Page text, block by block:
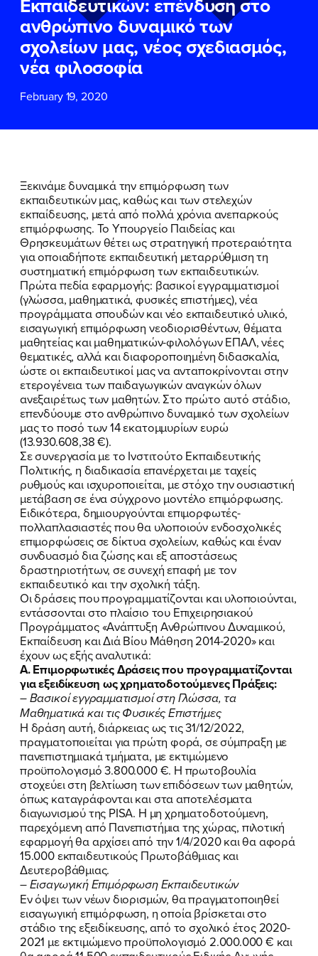
ανθρώπινο δυναμικό των
σχολείων μας, νέος σχεδιασμός,
νέα φιλοσοφία
February 19, 2020
Ξεκινάμε δυναμικά την επιμόρφωση των
εκπαιδευτικών μας, καθώς και των στελεχών
εκπαίδευσης, μετά από πολλά χρόνια ανεπαρκούς
επιμόρφωσης. Το Υπουργείο Παιδείας και
Θρησκευμάτων θέτει ως στρατηγική προτεραιότητα
για οποιαδήποτε εκπαιδευτική μεταρρύθμιση τη
συστηματική επιμόρφωση των εκπαιδευτικών.
Πρώτα πεδία εφαρμογής: βασικοί εγγραμματισμοί
(γλώσσα, μαθηματικά, φυσικές επιστήμες), νέα
προγράμματα σπουδών και νέο εκπαιδευτικό υλικό,
εισαγωγική επιμόρφωση νεοδιορισθέντων, θέματα
μαθητείας και μαθηματικών-φιλολόγων ΕΠΑΛ, νέες
θεματικές, αλλά και διαφοροποιημένη διδασκαλία,
ώστε οι εκπαιδευτικοί μας να ανταποκρίνονται στην
ετερογένεια των παιδαγωγικών αναγκών όλων
ανεξαιρέτως των μαθητών. Στο πρώτο αυτό στάδιο,
επενδύουμε στο ανθρώπινο δυναμικό των σχολείων
μας το ποσό των 14 εκατομμυρίων ευρώ
(13.930.608,38 €).
Σε συνεργασία με το Ινστιτούτο Εκπαιδευτικής
Πολιτικής, η διαδικασία επανέρχεται με ταχείς
ρυθμούς και ισχυροποιείται, με στόχο την ουσιαστική
μετάβαση σε ένα σύγχρονο μοντέλο επιμόρφωσης.
Ειδικότερα, δημιουργούνται επιμορφωτές-
πολλαπλασιαστές που θα υλοποιούν ενδοσχολικές
επιμορφώσεις σε δίκτυα σχολείων, καθώς και έναν
συνδυασμό δια ζώσης και εξ αποστάσεως
δραστηριοτήτων, σε συνεχή επαφή με τον
εκπαιδευτικό και την σχολική τάξη.
Οι δράσεις που προγραμματίζονται και υλοποιούνται,
εντάσσονται στο πλαίσιο του Επιχειρησιακού
Προγράμματος «Ανάπτυξη Ανθρώπινου Δυναμικού,
Εκπαίδευση και Διά Βίου Μάθηση 2014-2020» και
έχουν ως εξής αναλυτικά:
Α. Επιμορφωτικές Δράσεις που προγραμματίζονται
για εξειδίκευση ως χρηματοδοτούμενες Πράξεις:
– Βασικοί εγγραμματισμοί στη Γλώσσα, τα
Μαθηματικά και τις Φυσικές Επιστήμες
Η δράση αυτή, διάρκειας ως τις 31/12/2022,
πραγματοποιείται για πρώτη φορά, σε σύμπραξη με
πανεπιστημιακά τμήματα, με εκτιμώμενο
προϋπολογισμό 3.800.000 €. Η πρωτοβουλία
στοχεύει στη βελτίωση των επιδόσεων των μαθητών,
όπως καταγράφονται και στα αποτελέσματα
διαγωνισμού της PISA. Η μη χρηματοδοτούμενη,
παρεχόμενη από Πανεπιστήμια της χώρας, πιλοτική
εφαρμογή θα αρχίσει από την 1/4/2020 και θα αφορά
15.000 εκπαιδευτικούς Πρωτοβάθμιας και
Δευτεροβάθμιας.
– Εισαγωγική Επιμόρφωση Εκπαιδευτικών
Εν όψει των νέων διορισμών, θα πραγματοποιηθεί
εισαγωγική επιμόρφωση, η οποία βρίσκεται στο
στάδιο της εξειδίκευσης, από το σχολικό έτος 2020-
2021 με εκτιμώμενο προϋπολογισμό 2.000.000 € και
ΕΠΙΘΕΤΟ*
ΤΗΛΕΦΩΝΟ*
EMAIL
Δεδομένων
και τους τους
Χρήσηςτου δικτυακού τόπου του
Πολιτικού Γραφείου της Βουλευτού
Νίκης Κεραμέως
ΥΠΟΒΟΛΗ
ΕΠΙΘΕΤΟ*
ΤΗΛΕΦΩΝΟ
EMAIL
Δεδομένων
και τους τους
Χρήσηςτου δικτυακού τόπου του
Πολιτικού Γραφείου της Βουλευτού
Νίκης Κεραμέως
ΥΠΟΒΟΛΗ